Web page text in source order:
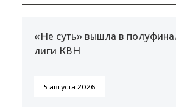
«Не суть» вышла в
лиги КВН
5 августа 2026